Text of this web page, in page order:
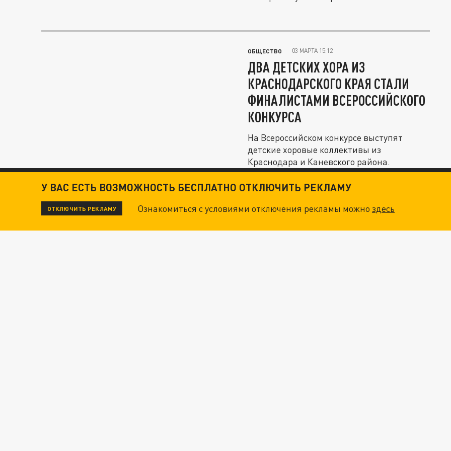
ОБЩЕСТВО 03 МАРТА 15:12
ДВА ДЕТСКИХ ХОРА ИЗ
КРАСНОДАРСКОГО КРАЯ СТАЛИ
ФИНАЛИСТАМИ ВСЕРОССИЙСКОГО
КОНКУРСА
На Всероссийском конкурсе выступят
детские хоровые коллективы из
Краснодара и Каневского района.
У ВАС ЕСТЬ ВОЗМОЖНОСТЬ БЕСПЛАТНО ОТКЛЮЧИТЬ РЕКЛАМУ
ОТКЛЮЧИТЬ РЕКЛАМУ Ознакомиться с условиями отключения рекламы можноздесь